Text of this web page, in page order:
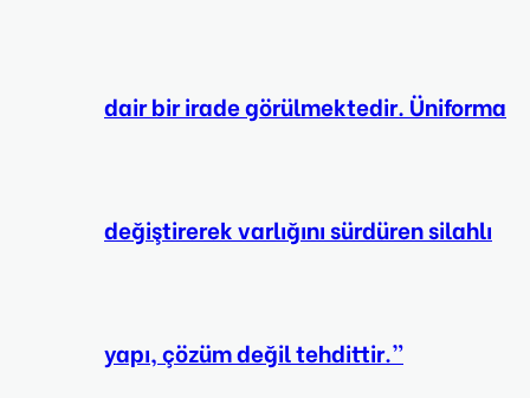
dair bir irade görülmektedir. Üniforma
değiştirerek varlığını sürdüren silahlı
yapı, çözüm değil tehdittir.”